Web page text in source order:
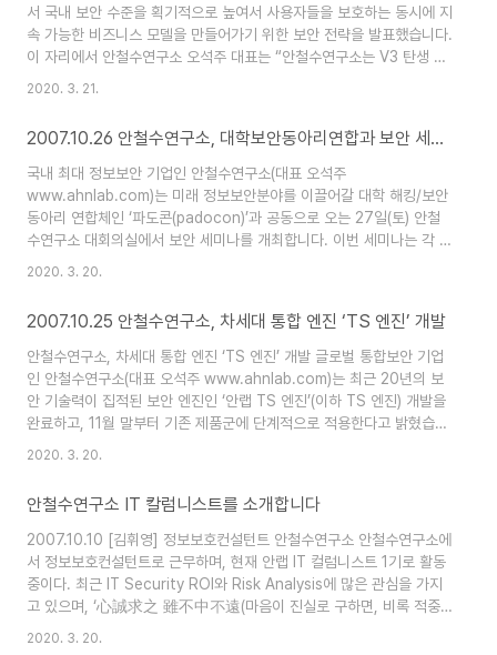
서 국내 보안 수준을 획기적으로 높여서 사용자들을 보호하는 동시에 지
속 가능한 비즈니스 모델을 만들어가기 위한 보안 전략을 발표했습니다.
이 자리에서 안철수연구소 오석주 대표는 “안철수연구소는 V3 탄생 이
인프라로서 중요성이 훼손되지 않도록 하면서도 사용자, 보안 산업, 국
가 인프라 경쟁력 등 모든 경제주체에 도움이 되는 바람직한 방향을 제
시한 것이다.”이라고 밝혔습니다. 또한 “우리나라 인터넷 환경이나 보안
시장의 질서가 매우 혼돈스런 상..
2020. 3. 21.
2007.10.26 안철수연구소, 대학보안동아리연합과 보안 세미나 개최
국내 최대 정보보안 기업인 안철수연구소(대표 오석주
www.ahnlab.com)는 미래 정보보안분야를 이끌어갈 대학 해킹/보안
동아리 연합체인 ‘파도콘(padocon)’과 공동으로 오는 27일(토) 안철
수연구소 대회의실에서 보안 세미나를 개최합니다. 이번 세미나는 각 대
Flow)와 FSB(Format String Bug) 공격에서의 명령어 스크립트 분
석’을, 경희대학교 넷(NET)에서 ‘리버스 엔지니어링에 대한 소개’를 발
표할 예정입니다. 안철수연구소는 ‘백신의 악성코드 탐지, 진단 및..
2020. 3. 20.
2007.10.25 안철수연구소, 차세대 통합 엔진 ‘TS 엔진’ 개발
안철수연구소, 차세대 통합 엔진 ‘TS 엔진’ 개발 글로벌 통합보안 기업
인 안철수연구소(대표 오석주 www.ahnlab.com)는 최근 20년의 보
안 기술력이 집적된 보안 엔진인 ‘안랩 TS 엔진’(이하 TS 엔진) 개발을
완료하고, 11월 말부터 기존 제품군에 단계적으로 적용한다고 밝혔습니
http://kr.ahnlab.com/info/noticeList.ahn). ‘TS 엔진’은 스마트
업데이트를 통해 자동으로 설치되며, 기존 제품의 변경 없이 신엔진이
동작되도록 하위 호환 모드로 적..
2020. 3. 20.
안철수연구소 IT 칼럼니스트를 소개합니다
2007.10.10 [김휘영] 정보보호컨설턴트 안철수연구소 안철수연구소에
서 정보보호컨설턴트로 근무하며, 현재 안랩 IT 컬럼니스트 1기로 활동
중이다. 최근 IT Security ROI와 Risk Analysis에 많은 관심을 가지
고 있으며, ‘心誠求之 雖不中不遠(마음이 진실로 구하면, 비록 적중
2020. 3. 20.